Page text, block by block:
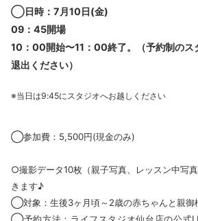
◯日時：7月10日(金)
09：45開場
10：00開始〜11：00終了。（予約制のス
退出ください）
※当日は9:45にスタジオへお越しください
◯参加費：5,500円(現金のみ)
○撮影データ10枚（親子写真、レッスン中写
きます♪
◯対象：生後3ヶ月頃～2歳の赤ちゃんと親御